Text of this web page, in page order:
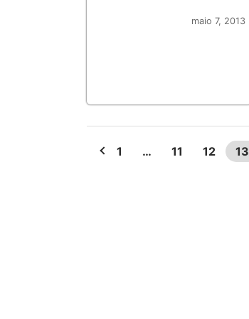
maio 7, 2013
1 … 11 12 13